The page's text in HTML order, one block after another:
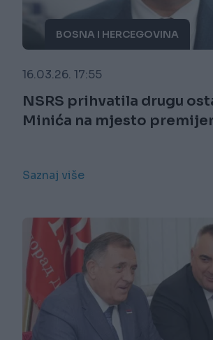
BOSNA I HERCEGOVINA
16.03.26. 17:55
NSRS prihvatila drugu
Minića na mjesto
Saznaj više